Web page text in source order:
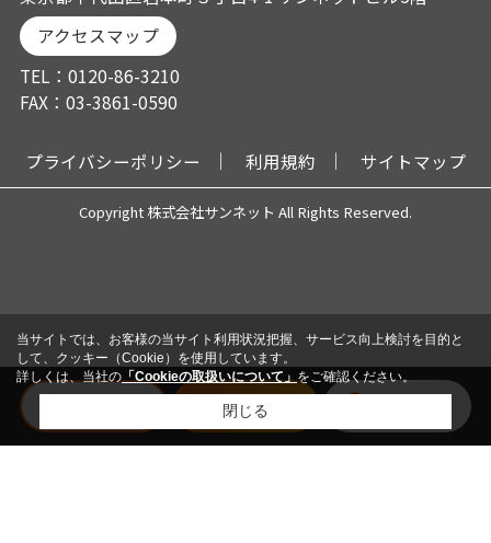
アクセスマップ
TEL：0120-86-3210
FAX：03-3861-0590
プライバシーポリシー 利用規約 サイトマップ
Copyright 株式会社サンネット All Rights Reserved.
メール
当サイトでは、お客様の当サイト利用状況把握、サービス向上検討を目的と
して、クッキー（Cookie）を使用しています。
詳しくは、当社の「Cookieの取扱いについて」をご確認ください。
閉じる